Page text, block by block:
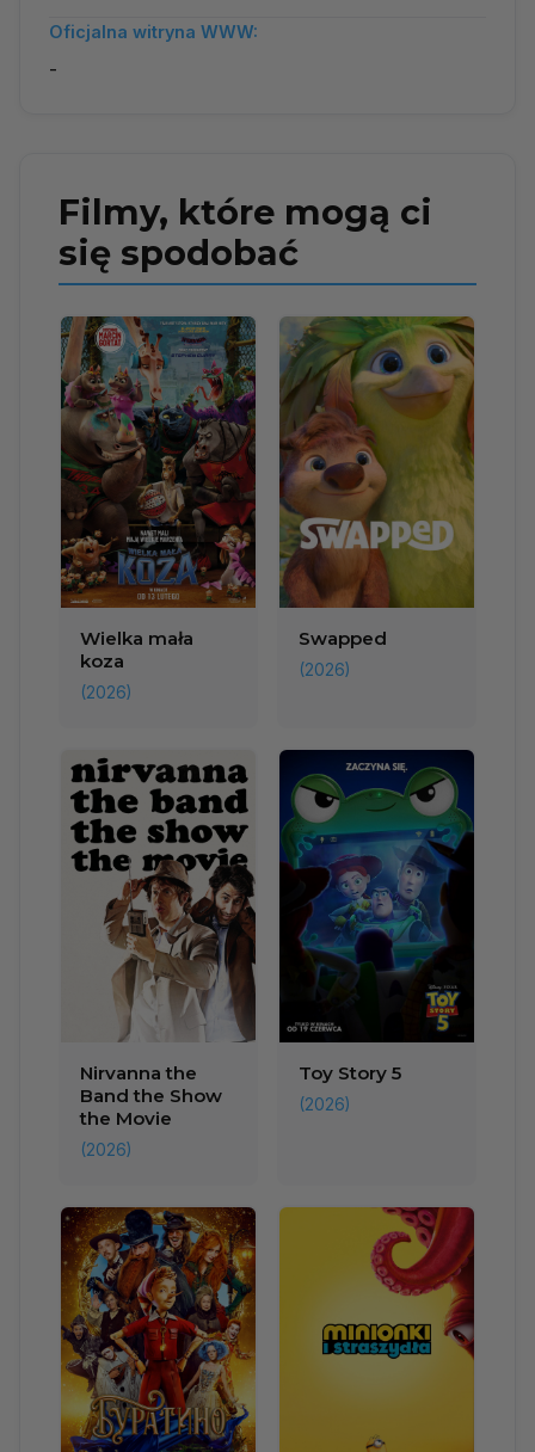
Oficjalna witryna WWW:
-
Filmy, które mogą ci
się spodobać
Wielka mała
koza
(2026)
Swapped
(2026)
Nirvanna the
Band the Show
the Movie
(2026)
Toy Story 5
(2026)